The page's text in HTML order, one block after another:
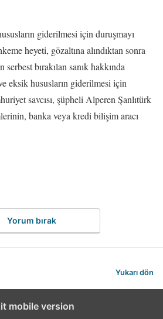
giderilmesi için duruşmayı
heyeti, gözaltına alındıktan sonra
bırakılan sanık hakkında
eksik hususların giderilmesi için
savcısı, şüpheli Alperen Şanlıtürk
banka veya kredi bilişim aracı
Yorum bırak
Yukarı dön
mobile version